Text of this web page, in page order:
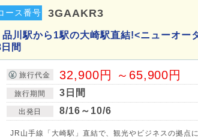
ース番号 3GAAKR3
川駅から1駅の大崎駅直結!<ニューオー
間
旅行代金 32,900円 ～65,900円
旅行期間 3日間
出発日 8/16～10/6
JR山手線「大崎駅」直結で、観光やビジネスの拠点